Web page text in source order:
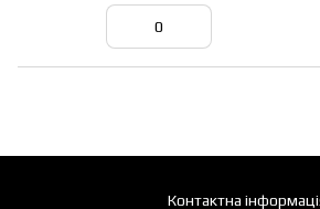
Контактна